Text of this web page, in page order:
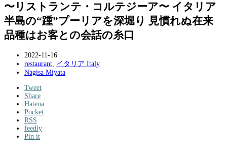
〜リストランテ・コルテジーア〜 イタリア
半島の“踵”プーリアを深堀り 見慣れぬ在来
品種はお客との会話の糸口
2022-11-16
restaurant イタリア Italy
Nagisa Miyata
Tweet
Share
Hatena
Pocket
RSS
feedly
Pin it